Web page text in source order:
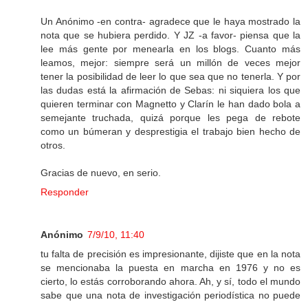
Un Anónimo -en contra- agradece que le haya mostrado la
nota que se hubiera perdido. Y JZ -a favor- piensa que la
lee más gente por menearla en los blogs. Cuanto más
leamos, mejor: siempre será un millón de veces mejor
tener la posibilidad de leer lo que sea que no tenerla. Y por
las dudas está la afirmación de Sebas: ni siquiera los que
quieren terminar con Magnetto y Clarín le han dado bola a
semejante truchada, quizá porque les pega de rebote
como un búmeran y desprestigia el trabajo bien hecho de
otros.
Gracias de nuevo, en serio.
Responder
Anónimo 7/9/10, 11:40
tu falta de precisión es impresionante, dijiste que en la nota
se mencionaba la puesta en marcha en 1976 y no es
cierto, lo estás corroborando ahora. Ah, y sí, todo el mundo
sabe que una nota de investigación periodística no puede